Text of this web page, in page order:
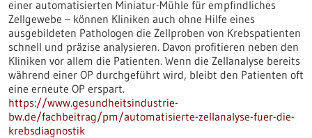
einer automatisierten Miniatur-Mühle für empfindliches
Zellgewebe – können Kliniken auch ohne Hilfe eines
ausgebildeten Pathologen die Zellproben von Krebspatienten
schnell und präzise analysieren. Davon profitieren neben den
Kliniken vor allem die Patienten. Wenn die Zellanalyse bereits
während einer OP durchgeführt wird, bleibt den Patienten oft
eine erneute OP erspart.
https://www.gesundheitsindustrie-
bw.de/fachbeitrag/pm/automatisierte-zellanalyse-fuer-die-
krebsdiagnostik